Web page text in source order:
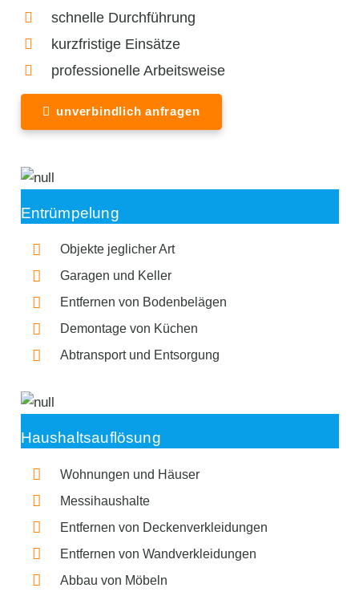
schnelle Durchführung
kurzfristige Einsätze
professionelle Arbeitsweise
unverbindlich anfragen
Entrümpelung
Objekte jeglicher Art
Garagen und Keller
Entfernen von Bodenbelägen
Demontage von Küchen
Abtransport und Entsorgung
Haushaltsauflösung
Wohnungen und Häuser
Messihaushalte
Entfernen von Deckenverkleidungen
Entfernen von Wandverkleidungen
Abbau von Möbeln